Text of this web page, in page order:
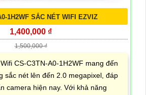
1H2WF SẮC NÉT WIFI EZVIZ
1,400,000 ₫
1,500,000 ₫
CS-C3TN-A0-1H2WF mang đến
sắc nét lên đến 2.0 megapixel, đáp
camera hiện nay. Với khả năng